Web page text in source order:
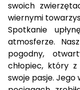
swoich
wiernymi
Spotkanie
atmosferze.
pogodny,
chłopiec, który
swoje pasje.